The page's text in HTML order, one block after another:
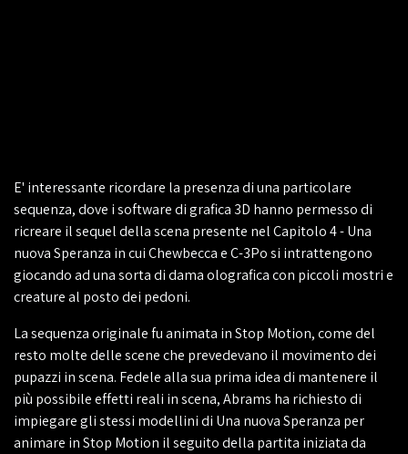
E' interessante ricordare la presenza di una particolare
sequenza, dove i software di grafica 3D hanno permesso di
ricreare il sequel della scena presente nel Capitolo 4 - Una
nuova Speranza in cui Chewbecca e C-3Po si intrattengono
giocando ad una sorta di dama olografica con piccoli mostri e
creature al posto dei pedoni.
La sequenza originale fu animata in Stop Motion, come del
resto molte delle scene che prevedevano il movimento dei
pupazzi in scena. Fedele alla sua prima idea di mantenere il
più possibile effetti reali in scena, Abrams ha richiesto di
impiegare gli stessi modellini di Una nuova Speranza per
animare in Stop Motion il seguito della partita iniziata da